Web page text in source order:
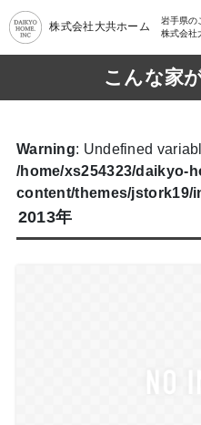
株式会社大共ホーム
岩手県の
株式会社
こんな家
Warning: Undefined
/home/xs254323/daikyo-
content/themes/jstork19/
2013年